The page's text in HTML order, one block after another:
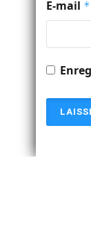
E-mail *